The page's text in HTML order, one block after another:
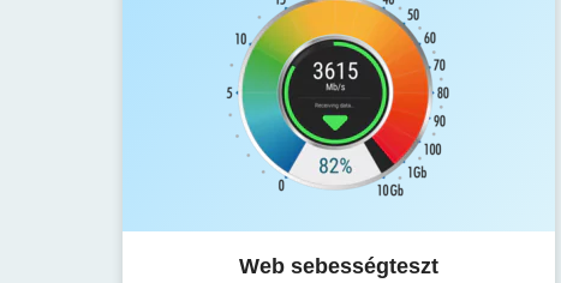
Web sebességteszt